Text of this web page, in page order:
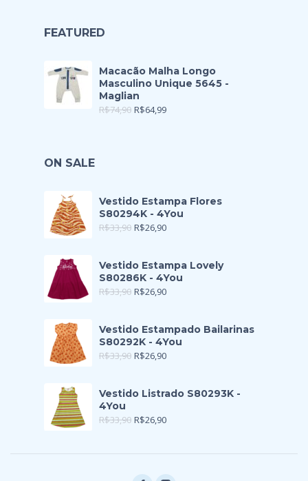
FEATURED
Macacão Malha Longo
Masculino Unique 5645 -
Maglian
R$74,90 R$64,99
ON SALE
Vestido Estampa Flores
S80294K - 4You
R$33,90 R$26,90
Vestido Estampa Lovely
S80286K - 4You
R$33,90 R$26,90
Vestido Estampado Bailarinas
S80292K - 4You
R$33,90 R$26,90
Vestido Listrado S80293K -
4You
R$33,90 R$26,90